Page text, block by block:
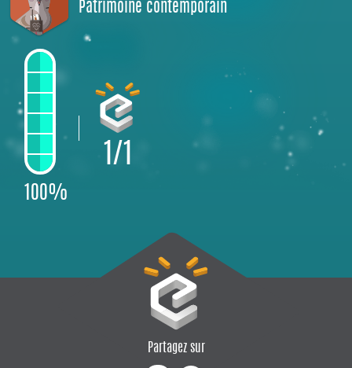
Patrimoine contemporain
100%
1/1
Partagez sur